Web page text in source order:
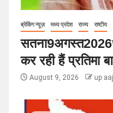
ब्रेकिंग न्यूज़ मध्य प्रदेश राज्य राष्टीय
कर रही हैं प्रतिमा
August 9, 2026 up